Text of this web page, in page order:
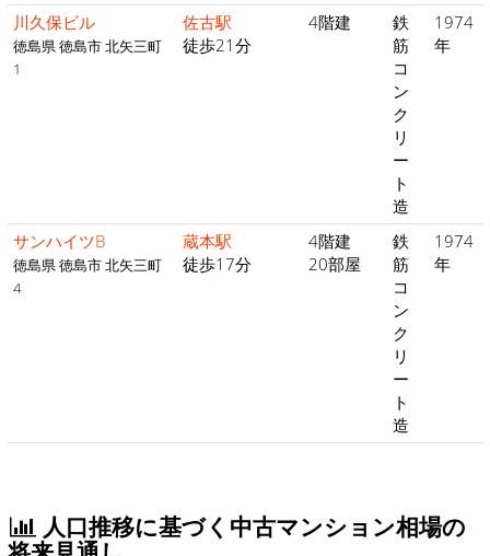
川久保ビル
徳島県 徳島市 北矢三町
1
佐古駅
徒歩21分
4階建
鉄
筋
コ
ン
ク
リ
ー
ト
造
1974
年
サンハイツB
徳島県 徳島市 北矢三町
4
蔵本駅
徒歩17分
4階建
20部屋
鉄
筋
コ
ン
ク
リ
ー
ト
造
1974
年
人口推移に基づく中古マンション相場の